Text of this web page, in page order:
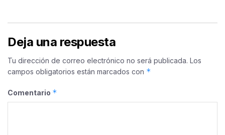
Deja una respuesta
Tu dirección de correo electrónico no será publicada. Los
campos obligatorios están marcados con *
Comentario *